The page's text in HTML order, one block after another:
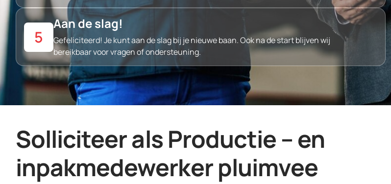
5
Aan de slag!
Gefeliciteerd! Je kunt aan de slag bij je nieuwe baan. Ook na de start blijven wij
bereikbaar voor vragen of ondersteuning.
Solliciteer als Productie – en
inpakmedewerker pluimvee